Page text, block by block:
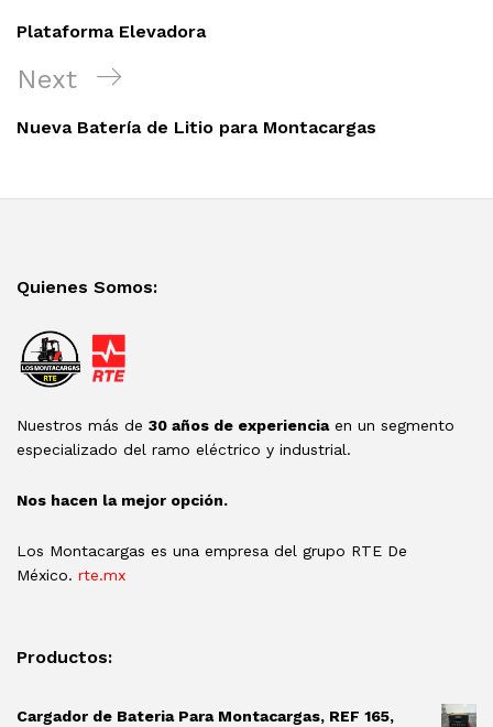
entradas
Post
Plataforma Elevadora
Next
Post
Next
Nueva Batería de Litio para Montacargas
Quienes Somos:
Nuestros más de 30 años de experienciaen un segmento
especializado del ramo eléctrico y industrial.
Nos hacen la mejor opción.
Los Montacargas es una empresa del grupo RTE De
México. rte.mx
Productos:
Cargador de Bateria Para Montacargas, REF 165,